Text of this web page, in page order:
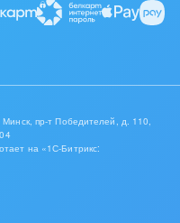
пр-т Победителей, д. 110,
на «1С-Битрикс: